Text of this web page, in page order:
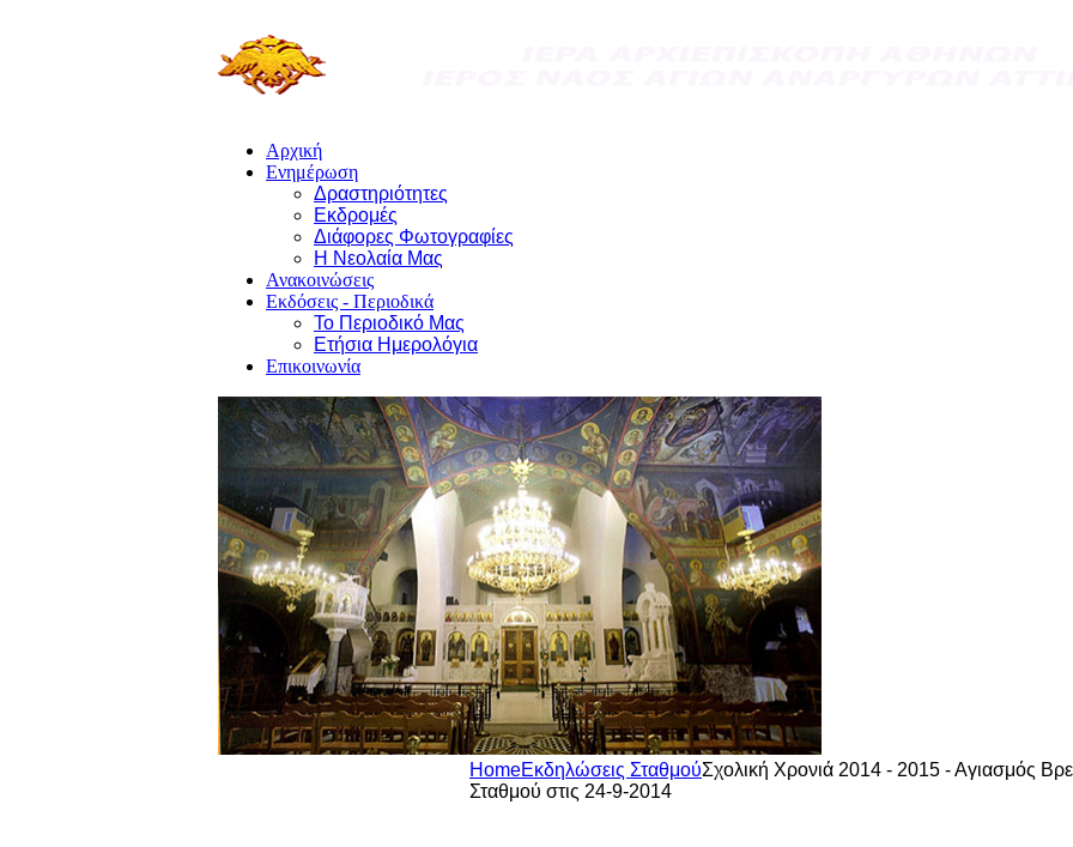
Αρχική
Ενημέρωση
Δραστηριότητες
Εκδρομές
Διάφορες Φωτογραφίες
Η Νεολαία Μας
Ανακοινώσεις
Εκδόσεις - Περιοδικά
Το Περιοδικό Μας
Ετήσια Ημερολόγια
Επικοινωνία
HomeΕκδηλώσεις ΣταθμούΣχολική Χρονιά 2014 - 2015 - Αγιασμός
Σταθμού στις 24-9-2014